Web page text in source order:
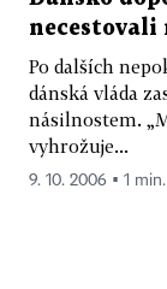
necestovali
Po dalších
dánská vláda
násilnostem.
vyhrožuje...
9. 10. 2006 ▪ 1